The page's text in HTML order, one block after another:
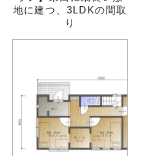
地に建つ、3LDKの間取
り